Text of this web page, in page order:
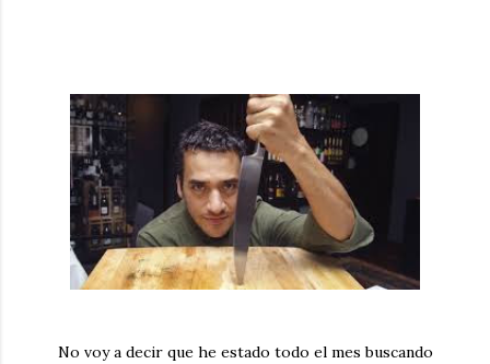
No voy a decir que he estado todo el mes buscando